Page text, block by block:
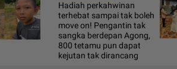
Hadiah perkahwinan
terhebat sampai tak boleh
move on! Pengantin tak
sangka berdepan Agong,
800 tetamu pun dapat
kejutan tak dirancang